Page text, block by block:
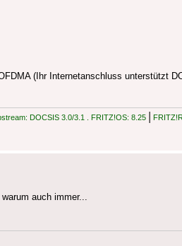
(Ihr Internetanschluss unterstützt
DOCSIS 3.0/3.1 . FRITZ!OS: 8.25
auch immer...